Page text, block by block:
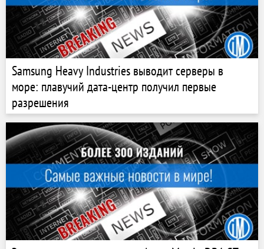
Samsung Heavy Industries выводит серверы в
море: плавучий дата-центр получил первые
разрешения